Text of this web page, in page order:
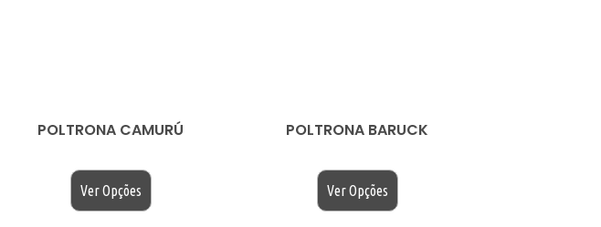
POLTRONA CAMURÚ
Ver Opções
POLTRONA BARUCK
Ver Opções